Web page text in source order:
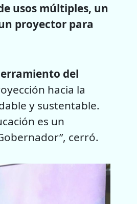
usos múltiples, un
proyector para
del
hacia la
y sustentable.
es un
cerró.